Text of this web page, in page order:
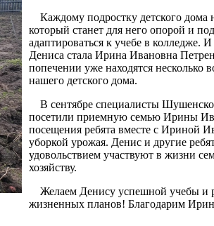
Каждому подростку детского дома
который станет для него опорой и
адаптироваться к учебе в колледже.
Дениса стала Ирина Ивановна
попечении уже находятся несколько
нашего детского дома.
В сентябре специалисты
посетили приемную семью Ирины
посещения ребята вместе с Ириной
уборкой урожая. Денис и другие
удовольствием участвуют в жизни
хозяйству.
Желаем Денису успешной учебы и
жизненных планов! Благодарим